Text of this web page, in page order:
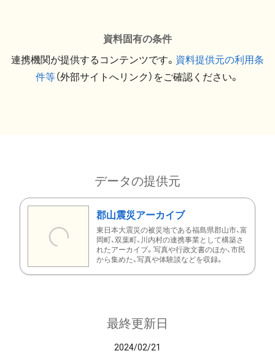
資料固有の条件
連携機関が提供するコンテンツです。 資料提供元の利用条
件等（外部サイトへリンク）をご確認ください。
データの提供元
郡山震災アーカイブ
東日本大震災の被災地である福島県郡山市、富
岡町、双葉町、川内村の連携事業として構築さ
れたアーカイブ。写真や行政文書のほか、市民
から集めた、写真や体験談などを収録。
最終更新日
2024/02/21